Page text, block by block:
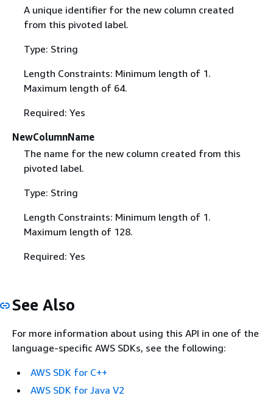
A unique identifier for the new column created
from this pivoted label.
Type: String
Length Constraints: Minimum length of 1.
Maximum length of 64.
Required: Yes
NewColumnName
The name for the new column created from this
pivoted label.
Type: String
Length Constraints: Minimum length of 1.
Maximum length of 128.
Required: Yes
See Also
For more information about using this API in one of the
language-specific AWS SDKs, see the following:
AWS SDK for C++
AWS SDK for Java V2